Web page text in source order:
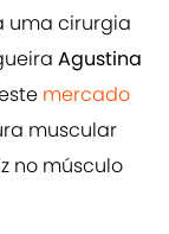
uma cirurgia
Agustina
mercado
muscular
no músculo